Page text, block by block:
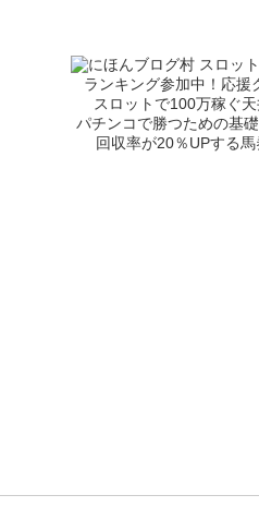
ランキング参加中！応援
スロットで100万稼ぐ天
パチンコで勝つための基
回収率が20％UPする馬